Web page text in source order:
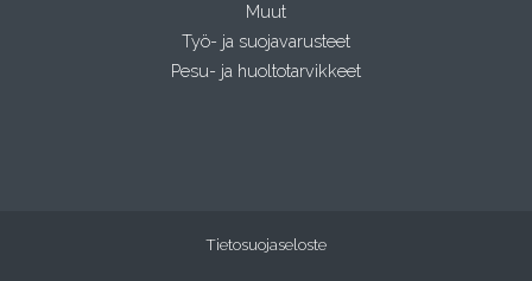
Muut
Työ- ja suojavarusteet
Pesu- ja huoltotarvikkeet
Tietosuojaseloste